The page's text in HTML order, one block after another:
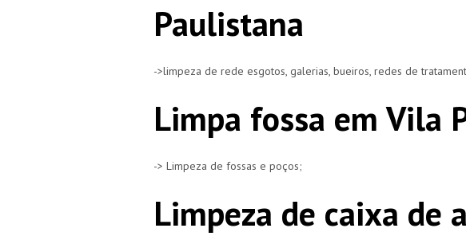
Paulistana
->limpeza de rede esgotos, galerias, bueiros, redes de
Limpa fossa em Vila
-> Limpeza de fossas e poços;
Limpeza de caixa de